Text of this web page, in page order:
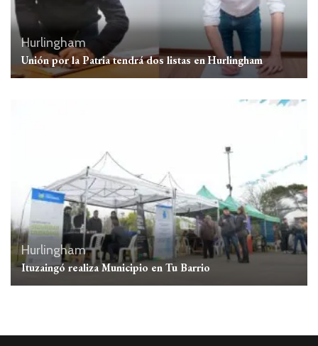
Hurlingham
Unión por la Patria tendrá dos listas en Hurlingham
Hurlingham
Ituzaingó realiza Municipio en Tu Barrio